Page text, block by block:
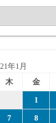
年1月
木 金
1
7 8